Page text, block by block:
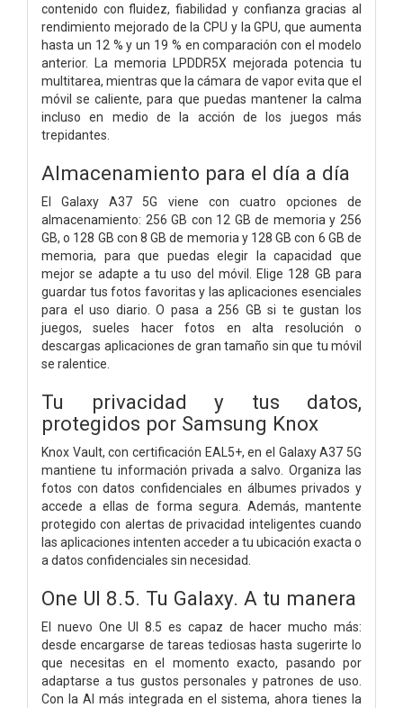
contenido con fluidez, fiabilidad y confianza gracias al
rendimiento mejorado de la CPU y la GPU, que aumenta
hasta un 12 % y un 19 % en comparación con el modelo
anterior. La memoria LPDDR5X mejorada potencia tu
multitarea, mientras que la cámara de vapor evita que el
móvil se caliente, para que puedas mantener la calma
incluso en medio de la acción de los juegos más
trepidantes.
Almacenamiento para el día a día
El Galaxy A37 5G viene con cuatro opciones de
almacenamiento: 256 GB con 12 GB de memoria y 256
GB, o 128 GB con 8 GB de memoria y 128 GB con 6 GB de
memoria, para que puedas elegir la capacidad que
mejor se adapte a tu uso del móvil. Elige 128 GB para
guardar tus fotos favoritas y las aplicaciones esenciales
para el uso diario. O pasa a 256 GB si te gustan los
juegos, sueles hacer fotos en alta resolución o
descargas aplicaciones de gran tamaño sin que tu móvil
se ralentice.
Tu privacidad y tus datos,
protegidos por Samsung Knox
Knox Vault, con certificación EAL5+, en el Galaxy A37 5G
mantiene tu información privada a salvo. Organiza las
fotos con datos confidenciales en álbumes privados y
accede a ellas de forma segura. Además, mantente
protegido con alertas de privacidad inteligentes cuando
las aplicaciones intenten acceder a tu ubicación exacta o
a datos confidenciales sin necesidad.
One UI 8.5. Tu Galaxy. A tu manera
El nuevo One UI 8.5 es capaz de hacer mucho más:
desde encargarse de tareas tediosas hasta sugerirte lo
que necesitas en el momento exacto, pasando por
adaptarse a tus gustos personales y patrones de uso.
Con la AI más integrada en el sistema, ahora tienes la